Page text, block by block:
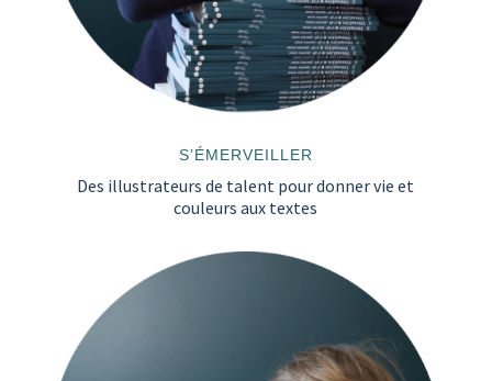
S’ÉMERVEILLER
Des illustrateurs de talent pour donner vie et
couleurs aux textes